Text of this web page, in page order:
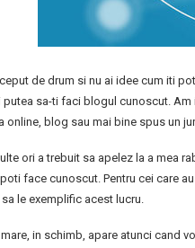
de drum si nu ai idee cum iti
putea sa-ti faci blogul cunoscut.
online, blog sau mai bine spus un
ori a trebuit sa apelez la a mea
face cunoscut. Pentru cei care
sa le exemplific acest lucru.
in schimb, apare atunci cand